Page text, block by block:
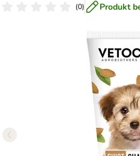
(0) Produkt